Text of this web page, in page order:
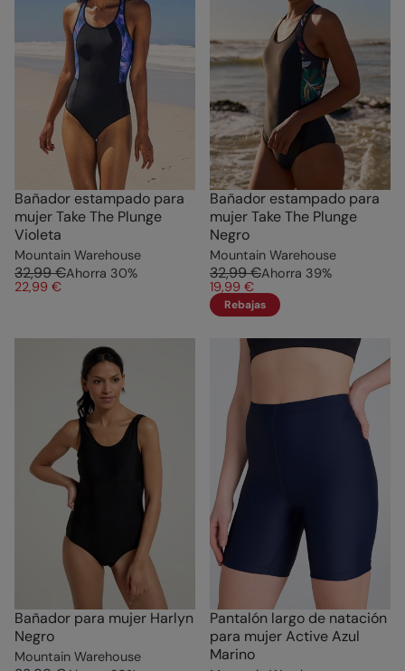
Bañador estampado para
mujer Take The Plunge
Violeta
Mountain Warehouse
32,99 €Ahorra 30%
22,99 €
Bañador estampado para
mujer Take The Plunge
Negro
Mountain Warehouse
32,99 €Ahorra 39%
19,99 €
Rebajas
Bañador para mujer Harlyn
Negro
Mountain Warehouse
Pantalón largo de natación
para mujer Active Azul
Marino